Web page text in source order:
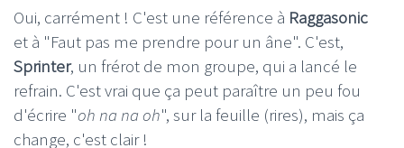
Oui, carrément ! C'est une référence à Raggasonic
et à "Faut pas me prendre pour un âne". C'est,
Sprinter, un frérot de mon groupe, qui a lancé le
refrain. C'est vrai que ça peut paraître un peu fou
d'écrire "oh na na oh", sur la feuille (rires), mais ça
change, c'est clair !